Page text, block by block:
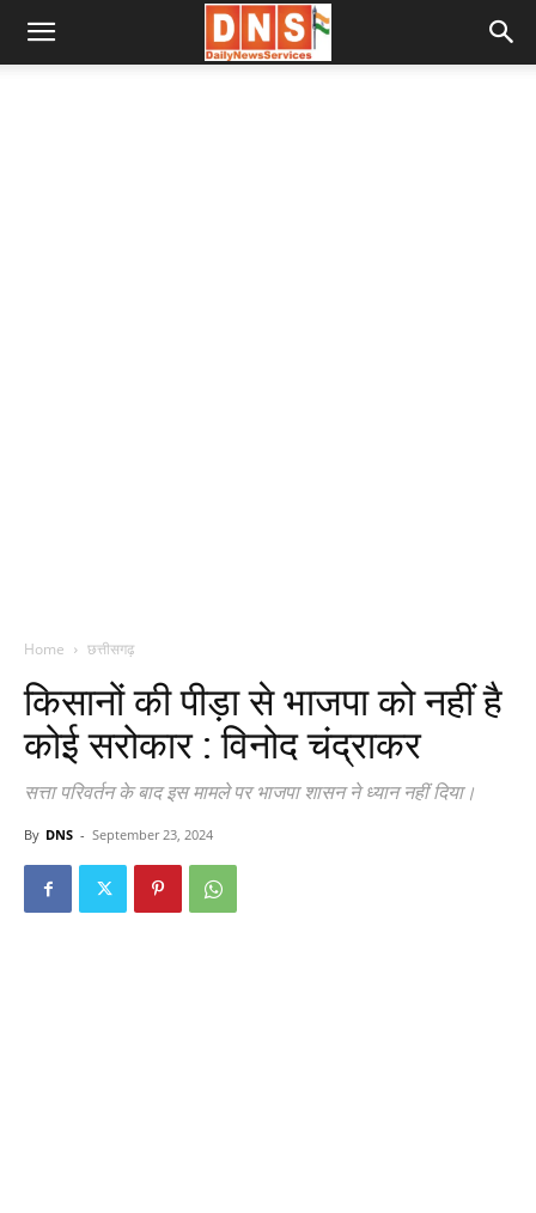
Home छत्तीसगढ़
किसानों की पीड़ा से भाजपा को नहीं है
कोई सरोकार : विनोद चंद्राकर
सत्ता परिवर्तन के बाद इस मामले पर भाजपा शासन ने ध्यान नहीं दिया।
By DNS - September 23, 2024